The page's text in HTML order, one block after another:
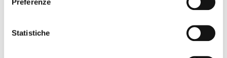
Preferenze
Statistiche
felicità? E quale funzione abbia nella nostra vita? Vi
siete mai soffermati sul termine piacere e quanto